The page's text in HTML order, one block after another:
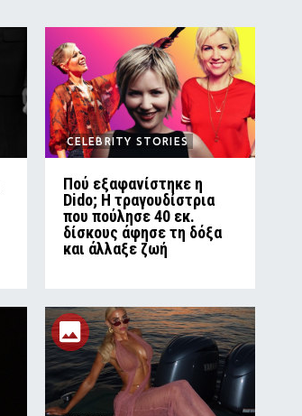
CELEBRITY STORIES
Πού εξαφανίστηκε η
Dido; Η τραγουδίστρια
που πούλησε 40 εκ.
δίσκους άφησε τη δόξα
και άλλαξε ζωή